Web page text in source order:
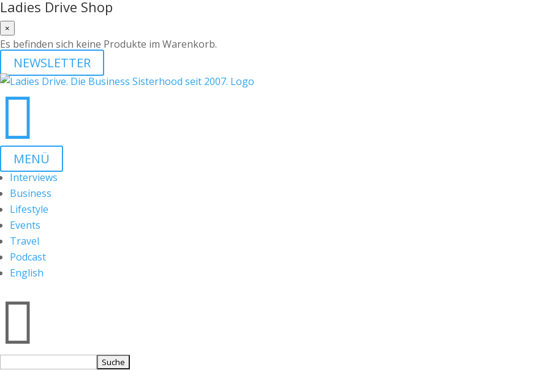
Ladies Drive Shop
×
Es befinden sich keine Produkte im Warenkorb.
NEWSLETTER

MENÜ
Interviews
Business
Lifestyle
Events
Travel
Podcast
English
